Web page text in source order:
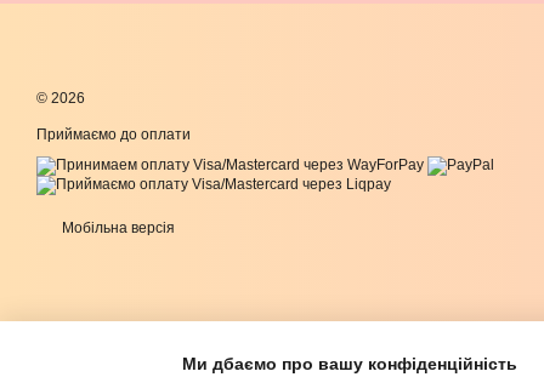
© 2026
Приймаємо до оплати
Мобільна версія
Ми дбаємо про вашу конфіденційність